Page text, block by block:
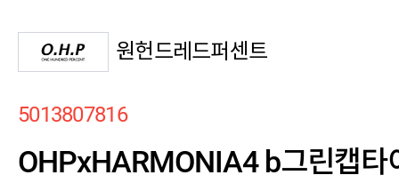
원헌드레드퍼센트
5013807816
OHPxHARMONIA4 b그린캡타